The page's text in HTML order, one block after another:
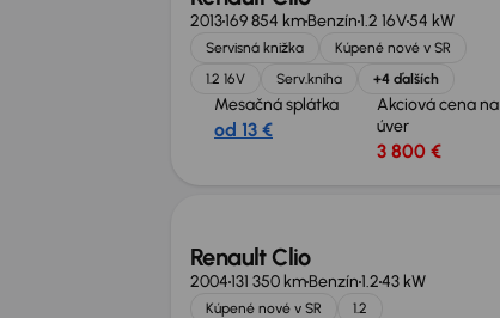
2013169 854 kmBenzín1.2 16V54 kW
Servisná knižka
Kúpené nové v SR
1.2 16V
Serv.kniha +4 ďalších
Mesačná splátka
od 13 €
Akciová cena na
úver
3 800 €
Renault Clio
2004131 350 kmBenzín1.243 kW
Kúpené nové v SR
1.2